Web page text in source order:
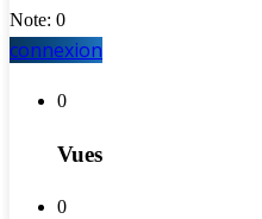
Note: 0
connexion
0
Vues
0